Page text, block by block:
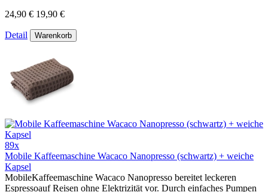
24,90 € 19,90 €
Detail Warenkorb
89x
Mobile Kaffeemaschine Wacaco Nanopresso (schwartz) + weiche
Kapsel
MobileKaffeemaschine Wacaco Nanopresso bereitet leckeren
Espressoauf Reisen ohne Elektrizität vor. Durch einfaches Pumpen